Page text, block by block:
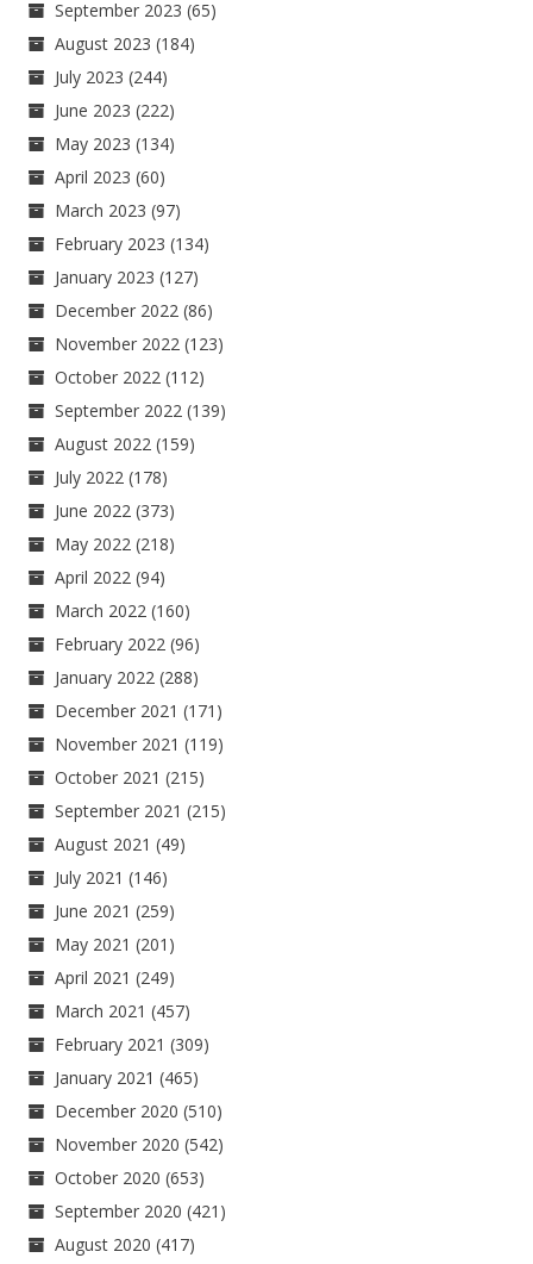
September 2023 (65)
August 2023 (184)
July 2023 (244)
June 2023 (222)
May 2023 (134)
April 2023 (60)
March 2023 (97)
February 2023 (134)
January 2023 (127)
December 2022 (86)
November 2022 (123)
October 2022 (112)
September 2022 (139)
August 2022 (159)
July 2022 (178)
June 2022 (373)
May 2022 (218)
April 2022 (94)
March 2022 (160)
February 2022 (96)
January 2022 (288)
December 2021 (171)
November 2021 (119)
October 2021 (215)
September 2021 (215)
August 2021 (49)
July 2021 (146)
June 2021 (259)
May 2021 (201)
April 2021 (249)
March 2021 (457)
February 2021 (309)
January 2021 (465)
December 2020 (510)
November 2020 (542)
October 2020 (653)
September 2020 (421)
August 2020 (417)